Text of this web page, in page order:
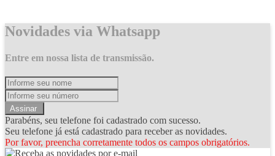
Novidades via Whatsapp
Entre em nossa lista de transmissão.
Assinar
Parabéns, seu telefone foi cadastrado com sucesso.
Seu telefone já está cadastrado para receber as novidades.
Por favor, preencha corretamente todos os campos obrigatórios.